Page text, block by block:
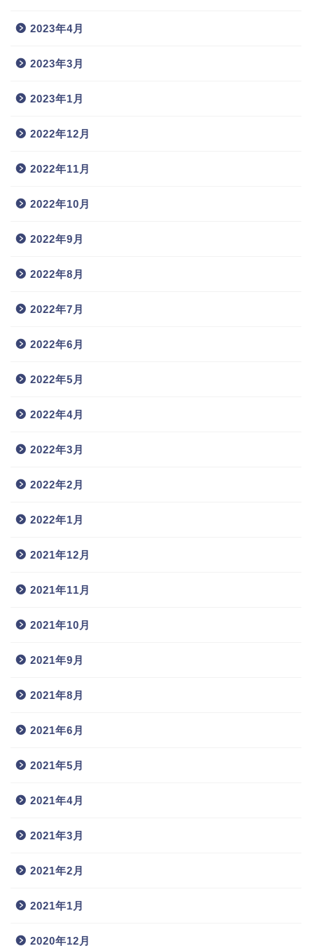
2023年4月
2023年3月
2023年1月
2022年12月
2022年11月
2022年10月
2022年9月
2022年8月
2022年7月
2022年6月
2022年5月
2022年4月
2022年3月
2022年2月
2022年1月
2021年12月
2021年11月
2021年10月
2021年9月
2021年8月
2021年6月
2021年5月
2021年4月
2021年3月
2021年2月
2021年1月
2020年12月